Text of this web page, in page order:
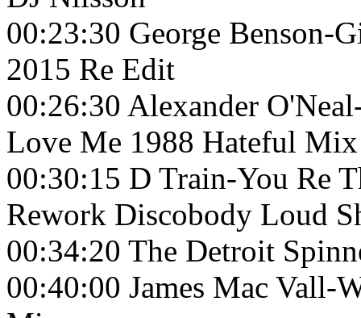
00:23:30 George Benson-
2015 Re Edit
00:26:30 Alexander
Love Me 1988 Hateful Mix
00:30:15 D Train-You Re
Rework Discobody Loud
00:34:20 The Detroit
00:40:00 James Mac Vall-